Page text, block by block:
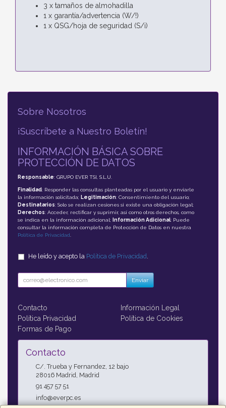
3 x tamaños de almohadilla
1 x garantía/advertencia (W/!)
1 x QSG/hoja de seguridad (S/i)
Sobre Nosotros
¡Suscríbete a Nuestro Boletín!
INFORMACIÓN BÁSICA SOBRE
PROTECCIÓN DE DATOS
Responsable: GRUPO EVER TSI, S.L.U.
Finalidad: Responder las consultas planteadas por el usuario y enviarle
la información solicitada; Legitimación: Consentimiento del usuario;
Destinatarios: Solo se realizan cesiones si existe una obligación legal;
Derechos: Acceder, rectificar y suprimir, así como otros derechos, como
se indica en la información adicional;
Información Adicional: Puede
consultar la información completa de Protección de Datos en nuestra
Política de Privacidad
He leído y acepto la Política de Privacidad
Enviar
Contacto
Información Legal
Política Privacidad
Política de Cookies
Formas de Pago
Contacto
C/. Trueba y Fernandez, 12 bajo
28016 Madrid Madrid
91 457 57 51
info@everpc.es